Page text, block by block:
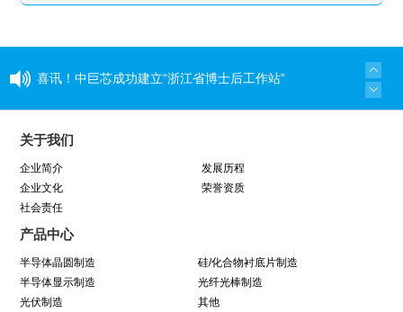
产品详情
喜讯！中巨芯成功建立“浙江省博士后工作站”
动圆满结束
学芯谱理念 做靠谱者--中巨芯靠谱文化宣讲月活
动圆满收官
因为靠谱 所以信赖 | 中巨芯《芯谱》发布会
关于我们
企业简介
发展历程
企业文化
荣誉资质
社会责任
产品中心
半导体晶圆制造
硅/化合物衬底片制造
半导体显示制造
光纤光棒制造
光伏制造
其他